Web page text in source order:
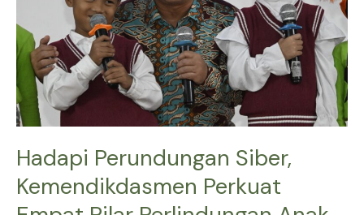
Hadapi Perundungan Siber,
Kemendikdasmen Perkuat
Pilar
Perlindungan
Anak